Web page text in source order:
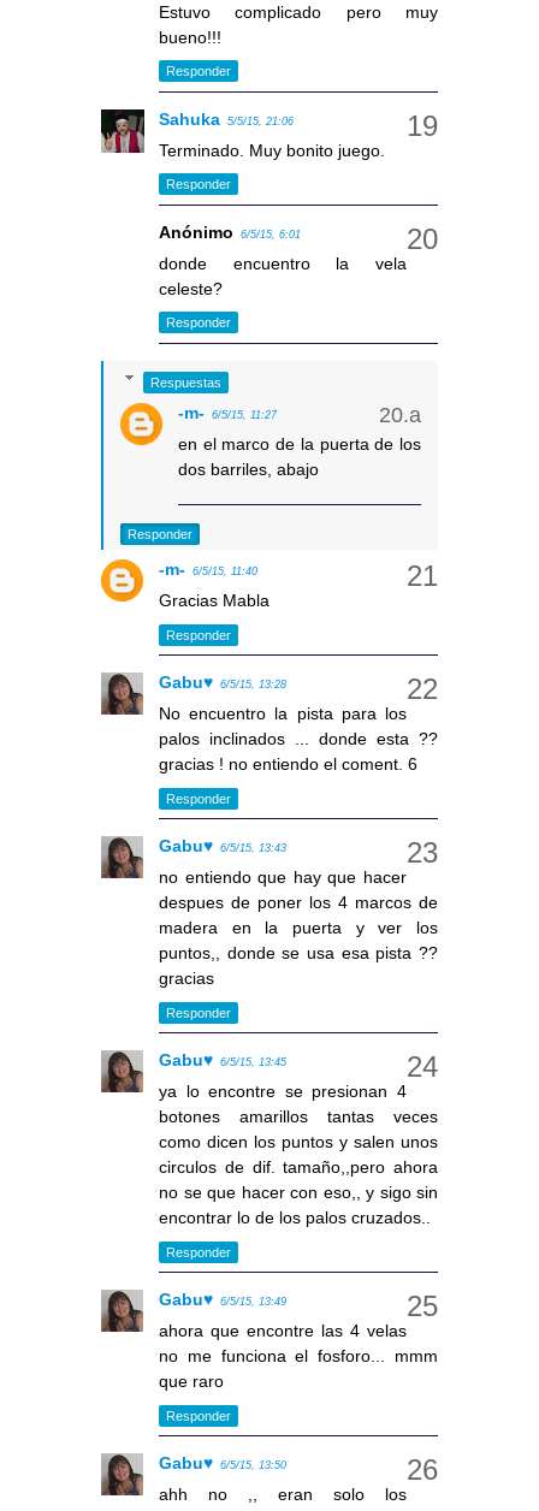
Estuvo complicado pero muy
bueno!!!
Responder
Sahuka 5/5/15, 21:06
Terminado. Muy bonito juego.
Responder
Anónimo 6/5/15, 6:01
donde encuentro la vela
celeste?
Responder
Respuestas
-m- 6/5/15, 11:27
en el marco de la puerta de los
dos barriles, abajo
Responder
-m- 6/5/15, 11:40
Gracias Mabla
Responder
Gabu♥ 6/5/15, 13:28
No encuentro la pista para los
palos inclinados ... donde esta ??
gracias ! no entiendo el coment. 6
Responder
Gabu♥ 6/5/15, 13:43
no entiendo que hay que hacer
despues de poner los 4 marcos de
madera en la puerta y ver los
puntos,, donde se usa esa pista ??
gracias
Responder
Gabu♥ 6/5/15, 13:45
ya lo encontre se presionan 4
botones amarillos tantas veces
como dicen los puntos y salen unos
circulos de dif. tamaño,,pero ahora
no se que hacer con eso,, y sigo sin
encontrar lo de los palos cruzados..
Responder
Gabu♥ 6/5/15, 13:49
ahora que encontre las 4 velas
no me funciona el fosforo... mmm
que raro
Responder
Gabu♥ 6/5/15, 13:50
ahh no ,, eran solo los